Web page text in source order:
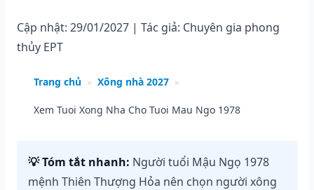
Cập nhật: 29/01/2027 | Tác giả: Chuyên gia phong
thủy EPT
Trang chủ » Xông nhà 2027 »
Xem Tuoi Xong Nha Cho Tuoi Mau Ngo 1978
💡 Tóm tắt nhanh: Người tuổi Mậu Ngọ 1978
mệnh Thiên Thượng Hỏa nên chọn người xông